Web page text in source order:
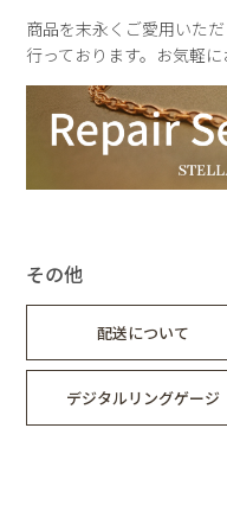
※右耳でのご着用を想定
商品を末永くご愛用いた
行っております。お気軽に
その他
配送について
デジタルリングゲージ